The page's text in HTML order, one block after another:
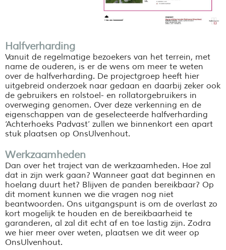
Halfverharding
Vanuit de regelmatige bezoekers van het terrein, met
name de ouderen, is er de wens om meer te weten
over de halfverharding. De projectgroep heeft hier
uitgebreid onderzoek naar gedaan en daarbij zeker ook
de gebruikers en rolstoel- en rollatorgebruikers in
overweging genomen. Over deze verkenning en de
eigenschappen van de geselecteerde halfverharding
‘Achterhoeks Padvast’ zullen we binnenkort een apart
stuk plaatsen op OnsUlvenhout.
Werkzaamheden
Dan over het traject van de werkzaamheden. Hoe zal
dat in zijn werk gaan? Wanneer gaat dat beginnen en
hoelang duurt het? Blijven de panden bereikbaar? Op
dit moment kunnen we die vragen nog niet
beantwoorden. Ons uitgangspunt is om de overlast zo
kort mogelijk te houden en de bereikbaarheid te
garanderen, al zal dit echt af en toe lastig zijn. Zodra
we hier meer over weten, plaatsen we dit weer op
OnsUlvenhout.